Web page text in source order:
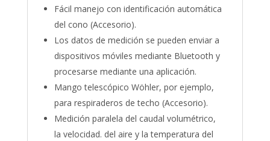
Fácil manejo con identificación automática
del cono (Accesorio).
Los datos de medición se pueden enviar a
dispositivos móviles mediante Bluetooth y
procesarse mediante una aplicación.
Mango telescópico Wöhler, por ejemplo,
para respiraderos de techo (Accesorio).
Medición paralela del caudal volumétrico,
la velocidad. del aire y la temperatura del